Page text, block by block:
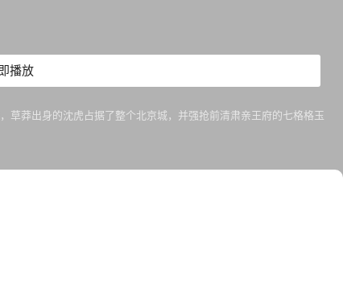
播放
草莽出身的沈虎占据了整个北京城，并强抢前清肃亲王府的七格格玉